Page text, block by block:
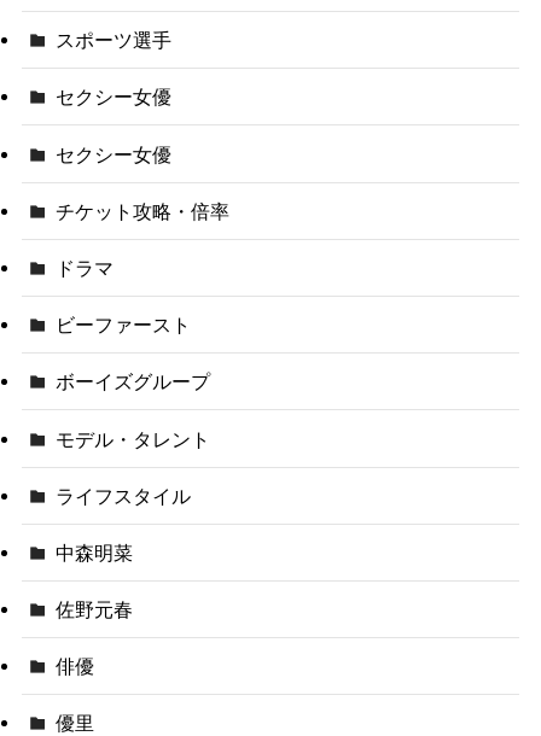
スポーツ選手
セクシー女優
セクシー女優
チケット攻略・倍率
ドラマ
ビーファースト
ボーイズグループ
モデル・タレント
ライフスタイル
中森明菜
佐野元春
俳優
優里